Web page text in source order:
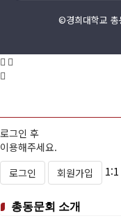
©경희대학교
로그인 후
이용해주세요.
로그인
회원가입 1:1
총동문회 소개